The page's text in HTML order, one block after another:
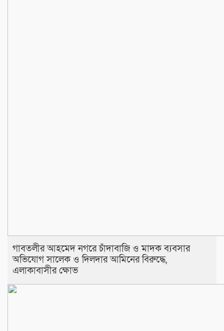
​গাবতলীর আহমেদ নগরে চাঁদাবাজি ও মাদক ব্যবসার
অভিযোগ সালেক ও দিলদার আমিনের বিরুদ্ধে,
এলাকাবাসীর ক্ষোভ